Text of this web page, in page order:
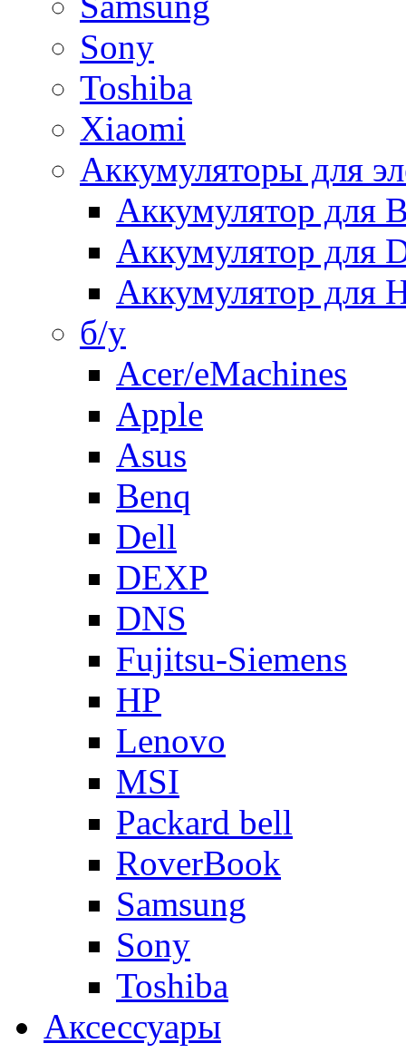
Sony
Toshiba
Xiaomi
Аккумуляторы для
Аккумулятор для
Аккумулятор для
Аккумулятор для
б/у
Acer/eMachines
Apple
Asus
Benq
Dell
DEXP
DNS
Fujitsu-Siemens
HP
Lenovo
MSI
Packard bell
RoverBook
Samsung
Sony
Toshiba
Аксессуары